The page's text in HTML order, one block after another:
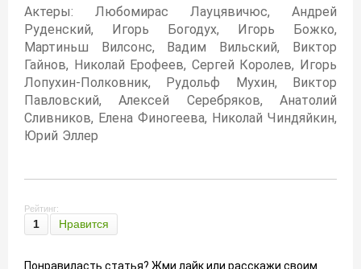
Актеры: Любомирас Лауцявичюс, Андрей
Руденский, Игорь Богодух, Игорь Божко,
Мартиньш Вилсонс, Вадим Вильский, Виктор
Гайнов, Николай Ерофеев, Сергей Королев, Игорь
Лопухин-Полковник, Рудольф Мухин, Виктор
Павловский, Алексей Серебряков, Анатолий
Сливников, Елена Финогеева, Николай Чиндяйкин,
Юрий Эллер
Рейтинг:
1 Нравится
Понравиласть статья? Жми лайк или расскажи своим